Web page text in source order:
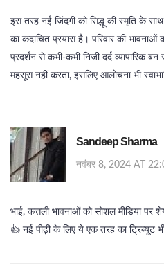
इस तरह नई जिंदगी को सिद्धू की स्मृति के
का कदाचित प्रयास है। परिवार की भावनाओं
प्रदर्शन से कभी‑कभी निजी दर्द व्यापारिक
महसूस नहीं करता, इसलिए आलोचना भी
Sandeep Sharma
नवंबर 8, 2024 AT
भाई, कत्तली भावनाओं को सोशल मीडिया
👍 नई पीढ़ी के लिए ये एक तरह का ट्रिब्यूट